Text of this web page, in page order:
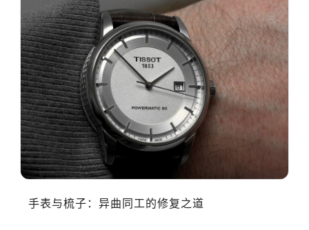
手表与梳子：异曲同工的修复之道